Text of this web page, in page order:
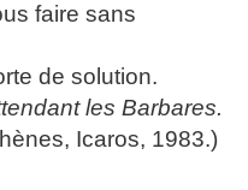
faire sans
de solution.
les Barbares.
Icaros, 1983.)